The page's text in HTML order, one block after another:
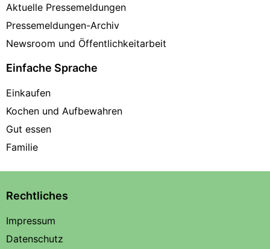
Aktuelle Pressemeldungen
Pressemeldungen-Archiv
Newsroom und Öffentlichkeitarbeit
Einfache Sprache
Einkaufen
Kochen und Aufbewahren
Gut essen
Familie
Rechtliches
Impressum
Datenschutz